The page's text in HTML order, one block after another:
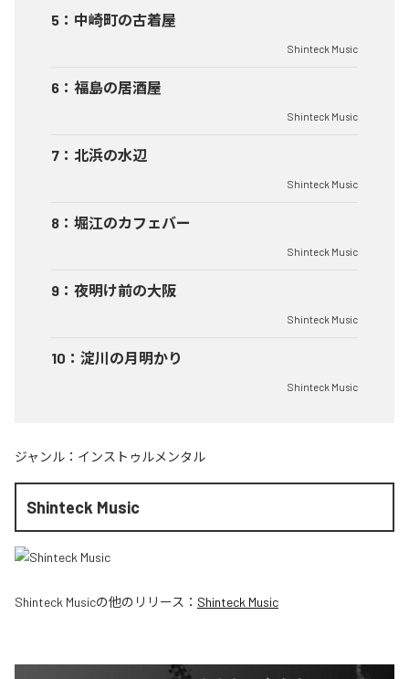
5 ： 中崎町の古着屋
Shinteck Music
6 ： 福島の居酒屋
Shinteck Music
7 ： 北浜の水辺
Shinteck Music
8 ： 堀江のカフェバー
Shinteck Music
9 ： 夜明け前の大阪
Shinteck Music
10 ： 淀川の月明かり
Shinteck Music
ジャンル： インストゥルメンタル
Shinteck Music
Shinteck Musicの他のリリース： Shinteck Music